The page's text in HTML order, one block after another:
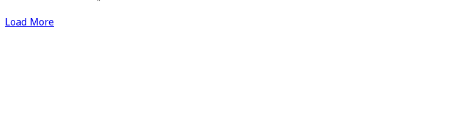
Load More